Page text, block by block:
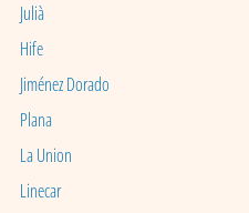
Julià
Hife
Jiménez Dorado
Plana
La Union
Linecar